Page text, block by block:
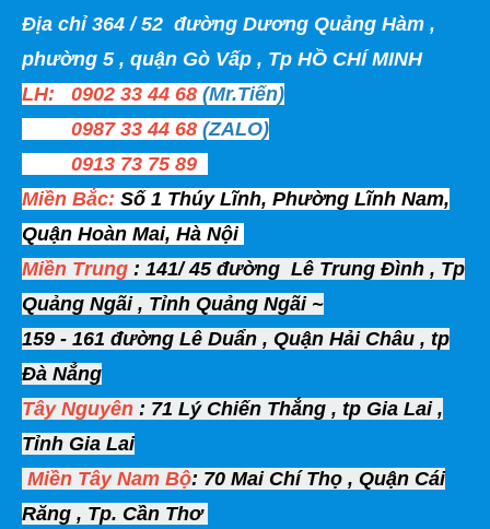
Địa chỉ 364 / 52 đường Dương Quảng Hàm ,
phường 5 , quận Gò Vấp , Tp HỒ CHÍ MINH
LH: 0902 33 44 68 (Mr.Tiến)
0987 33 44 68 (ZALO)
0913 73 75 89
Miền Bắc: Số 1 Thúy Lĩnh, Phường Lĩnh Nam,
Quận Hoàn Mai, Hà Nội
Miền Trung : 141/ 45 đường Lê Trung Đình , Tp
Quảng Ngãi , Tỉnh Quảng Ngãi ~
159 - 161 đường Lê Duẩn , Quận Hải Châu , tp
Đà Nẳng
Tây Nguyên : 71 Lý Chiến Thắng , tp Gia Lai ,
Tỉnh Gia Lai
Miền Tây Nam Bộ: 70 Mai Chí Thọ , Quận Cái
Răng , Tp. Cần Thơ